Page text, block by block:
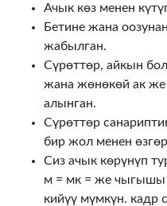
Ачык көз менен
Бетине жана
жабылган.
Сүрөттөр, айкын
жана жөнөкөй ак же
алынган.
Сүрөттөр
бир жол менен
Сиз ачык көрүнүп
м = мк = же чыгышы
кийүү мүмкүн. кадр